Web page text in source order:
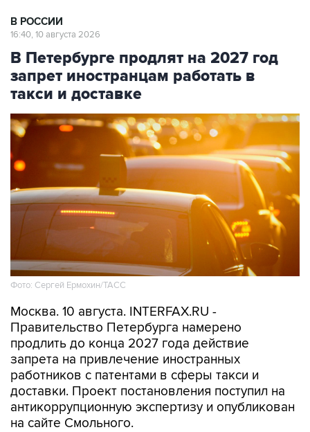
В РОССИИ
16:40, 10 августа 2026
В Петербурге продлят на 2027 год
запрет иностранцам работать в
такси и доставке
Фото: Сергей Ермохин/ТАСС
Москва. 10 августа. INTERFAX.RU -
Правительство Петербурга намерено
продлить до конца 2027 года действие
запрета на привлечение иностранных
работников с патентами в сферы такси и
доставки. Проект постановления поступил на
антикоррупционную экспертизу и опубликован
на сайте Смольного.